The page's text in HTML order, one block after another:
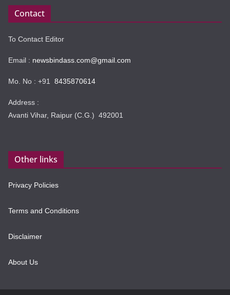
Contact
To Contact Editor
Email : newsbindass.com@gmail.com
Mo. No : +91 8435870614
Address :
Avanti Vihar, Raipur (C.G.) 492001
Other links
Privacy Policies
Terms and Conditions
Disclaimer
About Us